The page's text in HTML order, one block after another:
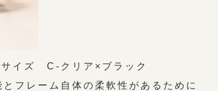
イズ C-クリア×ブラック
フレーム自体の柔軟性があるために